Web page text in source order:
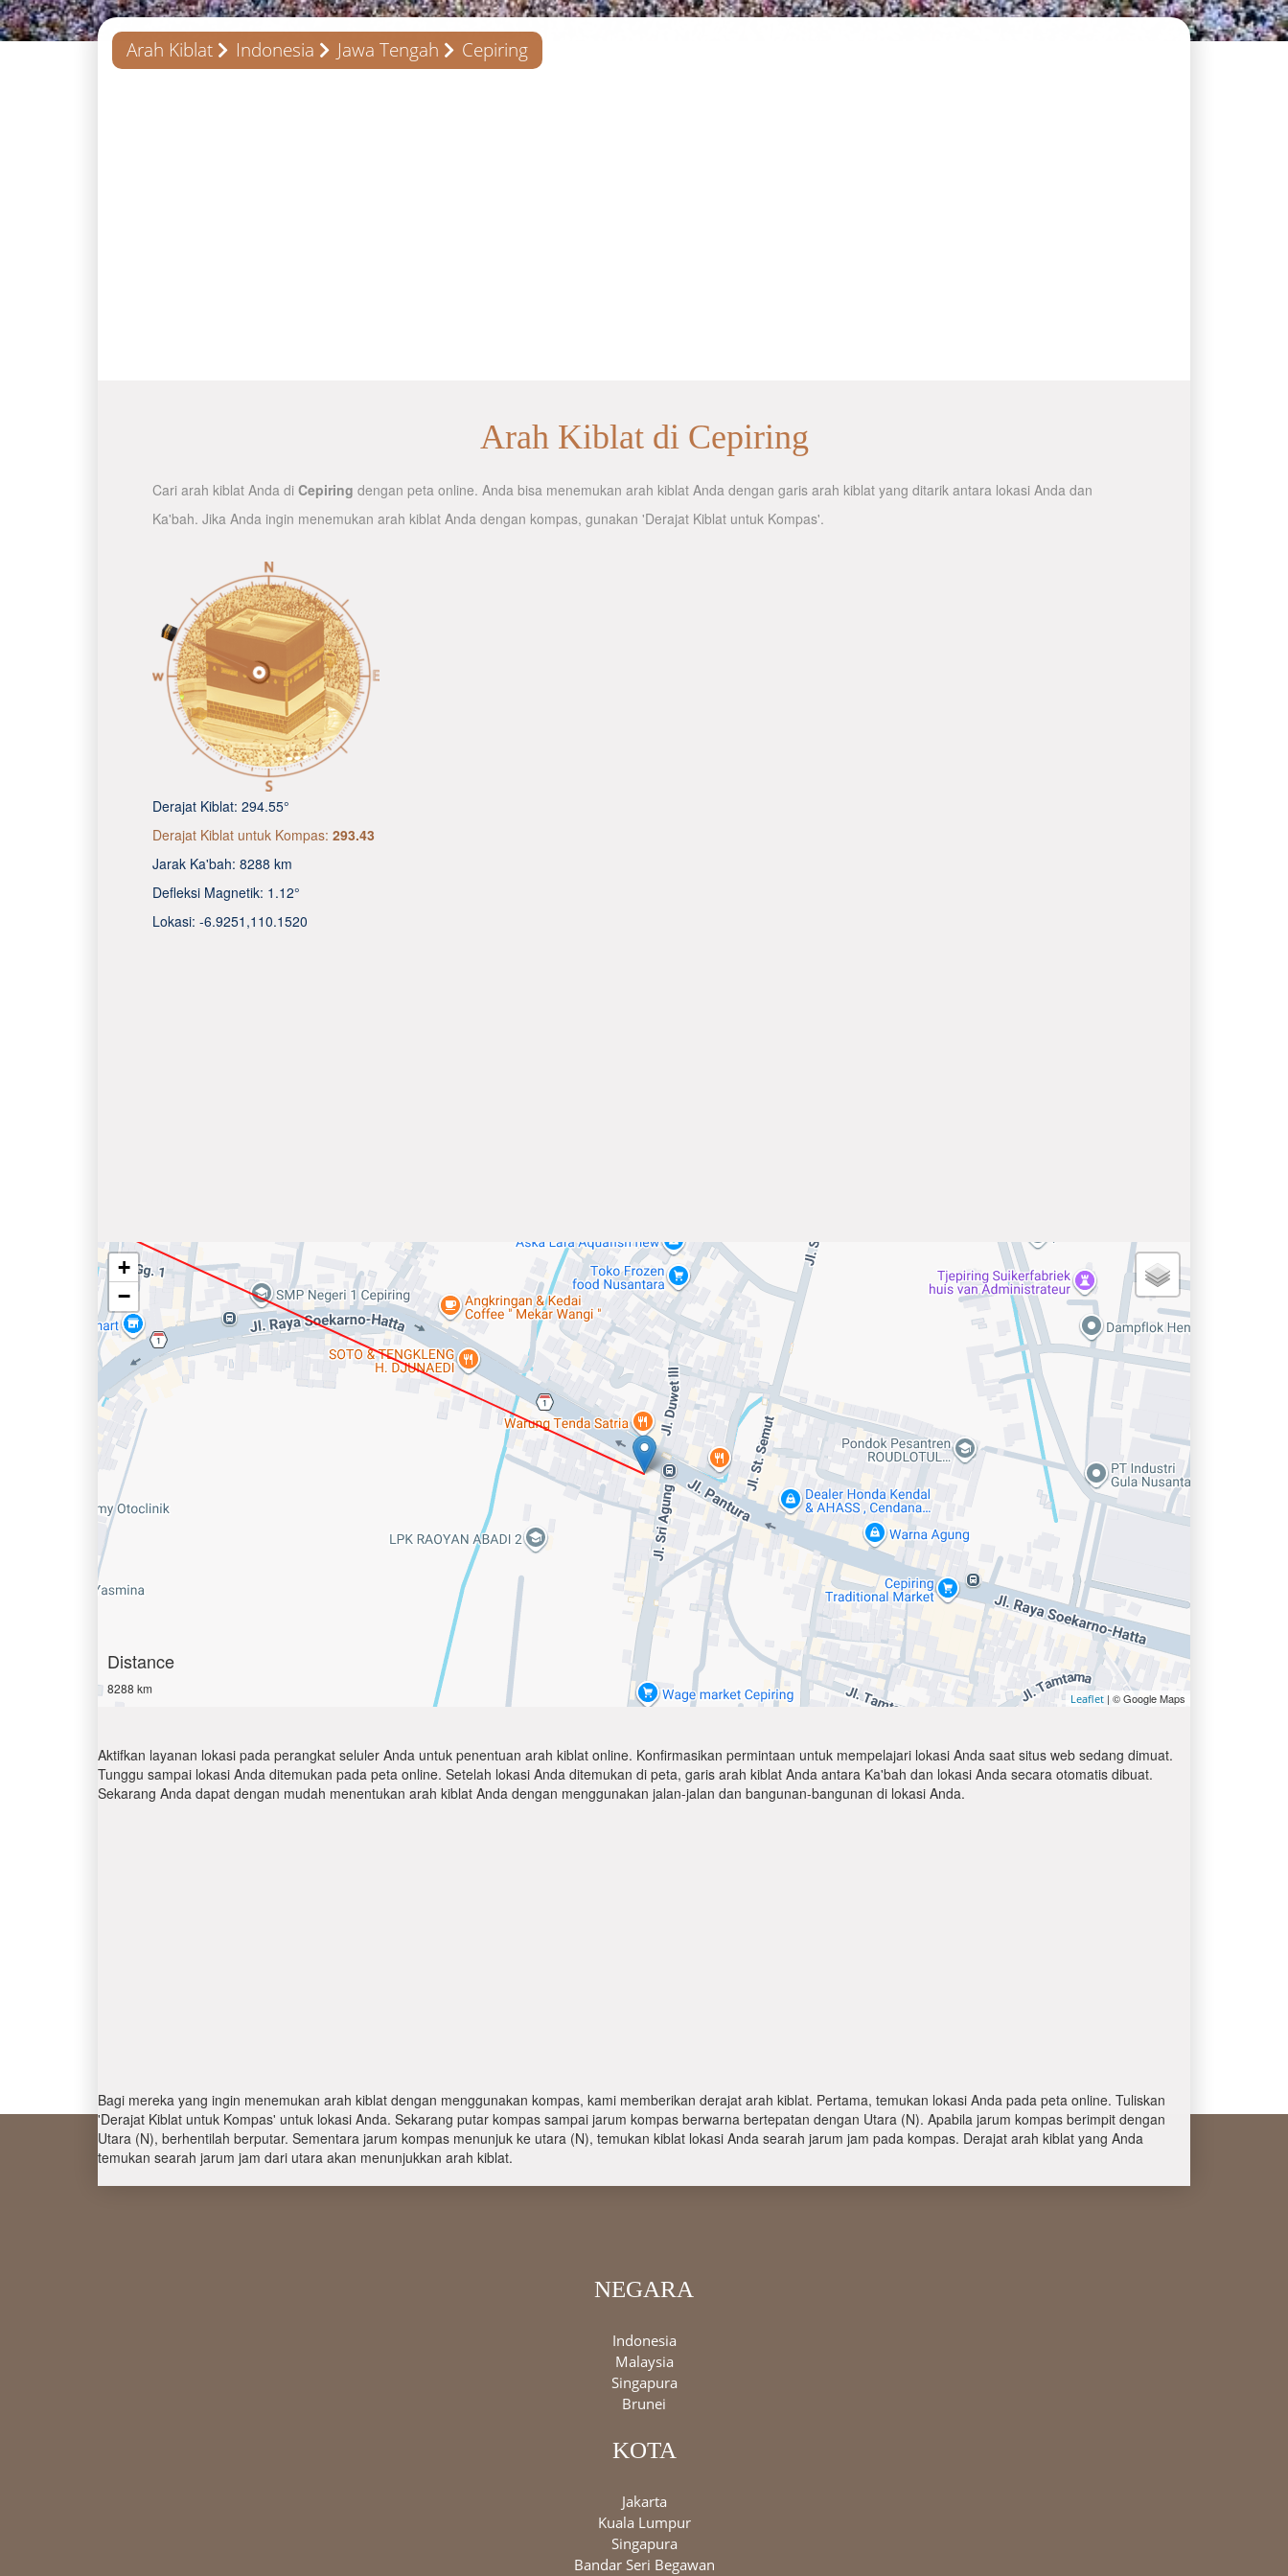
Arah Kiblat Indonesia Jawa Tengah Cepiring
Arah Kiblat di Cepiring
Cari arah kiblat Anda di Cepiring dengan peta online. Anda bisa menemukan arah kiblat Anda dengan garis arah kiblat yang ditarik antara lokasi Anda dan
Ka'bah. Jika Anda ingin menemukan arah kiblat Anda dengan kompas, gunakan 'Derajat Kiblat untuk Kompas'.
Derajat Kiblat: 294.55°
Derajat Kiblat untuk Kompas: 293.43
Jarak Ka'bah: 8288 km
Defleksi Magnetik: 1.12°
Lokasi: -6.9251 ,110.1520
+
−
Distance
8288 km
Leaflet | © Google Maps
Aktifkan layanan lokasi pada perangkat seluler Anda untuk penentuan arah kiblat online. Konfirmasikan permintaan untuk mempelajari lokasi Anda saat situs web sedang dimuat.
Tunggu sampai lokasi Anda ditemukan pada peta online. Setelah lokasi Anda ditemukan di peta, garis arah kiblat Anda antara Ka'bah dan lokasi Anda secara otomatis dibuat.
Sekarang Anda dapat dengan mudah menentukan arah kiblat Anda dengan menggunakan jalan-jalan dan bangunan-bangunan di lokasi Anda.
Bagi mereka yang ingin menemukan arah kiblat dengan menggunakan kompas, kami memberikan derajat arah kiblat. Pertama, temukan lokasi Anda pada peta online. Tuliskan
'Derajat Kiblat untuk Kompas' untuk lokasi Anda. Sekarang putar kompas sampai jarum kompas berwarna bertepatan dengan Utara (N). Apabila jarum kompas berimpit dengan
Utara (N), berhentilah berputar. Sementara jarum kompas menunjuk ke utara (N), temukan kiblat lokasi Anda searah jarum jam pada kompas. Derajat arah kiblat yang Anda
temukan searah jarum jam dari utara akan menunjukkan arah kiblat.
NEGARA
Indonesia
Malaysia
Singapura
Brunei
KOTA
Jakarta
Kuala Lumpur
Singapura
Bandar Seri Begawan